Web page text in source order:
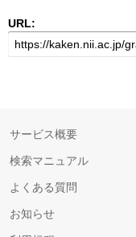
URL:
サービス概要
検索マニュアル
よくある質問
お知らせ